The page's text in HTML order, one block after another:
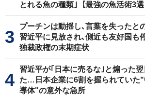
とれる魚の種類｣【最強の魚活術3選
プーチンは動揺し､言葉を失ったと
習近平に見放され､側近も友好国も
独裁政権の末期症状
習近平が｢日本に売るな｣と煽った
た…日本企業に6割を握られていた
導体"の意外な急所